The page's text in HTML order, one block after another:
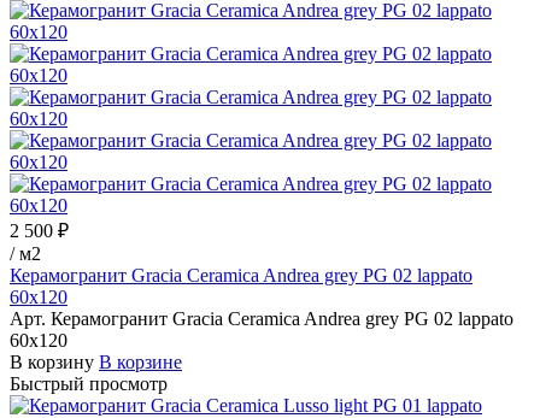
2 500 ₽
/ м2
Керамогранит Gracia Ceramica Andrea grey PG 02 lappato
60х120
Арт. Керамогранит Gracia Ceramica Andrea grey PG 02 lappato
60х120
В корзину В корзине
Быстрый просмотр